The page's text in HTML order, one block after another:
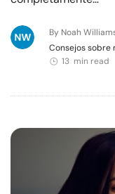
By Noah
Consejos sobre
13 min read